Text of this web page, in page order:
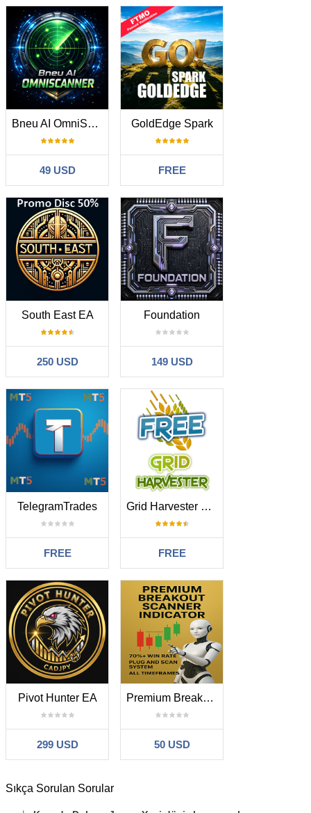
Bneu AI OmniScanner Pro
49 USD
GoldEdge Spark
FREE
South East EA
250 USD
Foundation
149 USD
TelegramTrades
FREE
Grid Harvester MT5 Free
FREE
Pivot Hunter EA
299 USD
Premium Breakouts Scanner Indicator
50 USD
Sıkça Sorulan Sorular